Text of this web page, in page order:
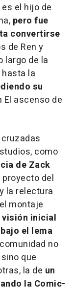
el hijo de
pero fue
convertirse
de Ren y
largo de la
la
su
El ascenso de
como
de Zack
proyecto del
la relectura
montaje
visión inicial
el lema
no
que
la de un
la Comic-